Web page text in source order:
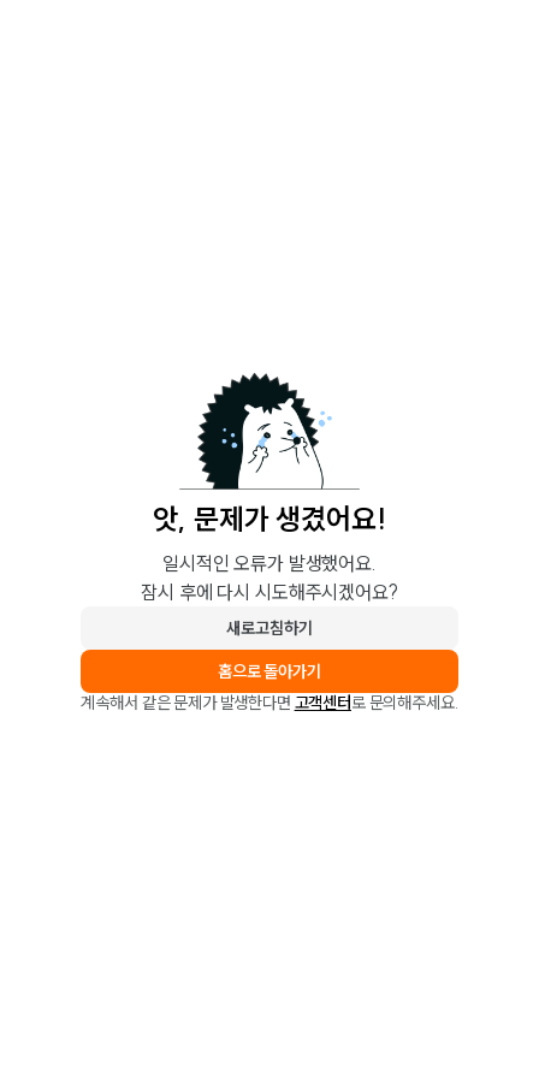
앗, 문제가 생겼어요!
일시적인 오류가 발생했어요.
잠시 후에 다시 시도해주시겠어요?
새로고침하기
홈으로 돌아가기
계속해서 같은 문제가 발생한다면 고객센터로 문의해주세요.